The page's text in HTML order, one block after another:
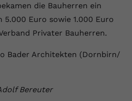
die Bauherren ein
5.000 Euro sowie 1.000 Euro
Privater Bauherren.
Bader Architekten (Dornbirn/
Bereuter